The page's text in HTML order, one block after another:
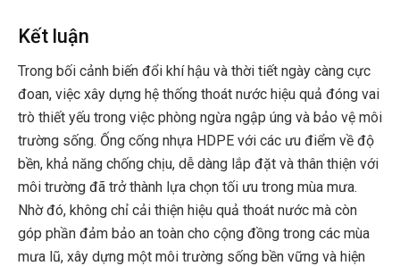
Kết luận
Trong bối cảnh biến đổi khí hậu và thời tiết ngày càng cực
đoan, việc xây dựng hệ thống thoát nước hiệu quả đóng vai
trò thiết yếu trong việc phòng ngừa ngập úng và bảo vệ môi
trường sống. Ống cống nhựa HDPE với các ưu điểm về độ
bền, khả năng chống chịu, dễ dàng lắp đặt và thân thiện với
môi trường đã trở thành lựa chọn tối ưu trong mùa mưa.
Nhờ đó, không chỉ cải thiện hiệu quả thoát nước mà còn
góp phần đảm bảo an toàn cho cộng đồng trong các mùa
mưa lũ, xây dựng một môi trường sống bền vững và hiện